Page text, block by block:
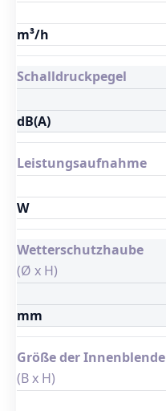
m³/h
Schalldruckpegel
dB(A)
Leistungsaufnahme
W
Wetterschutzhaube
(Ø x H)
mm
Größe der Innenblende
(B x H)